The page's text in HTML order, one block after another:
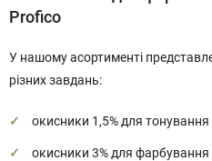
Profico
У нашому асортименті
різних завдань:
окисники 1,5% для
окисники 3% для фарбування